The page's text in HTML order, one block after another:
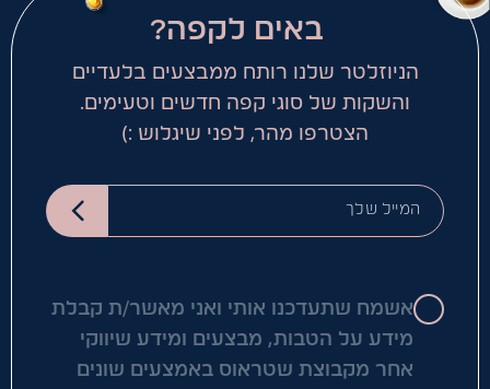
באים לקפה?
הניוזלטר שלנו רותח ממבצעים בלעדיים
והשקות של סוגי קפה חדשים וטעימים.
הצטרפו מהר, לפני שיגלוש :)
המייל שלך
אשמח שתעדכנו אותי ואני מאשר/ת קבלת
מידע על הטבות, מבצעים ומידע שיווקי
אחר מקבוצת שטראוס באמצעים שונים